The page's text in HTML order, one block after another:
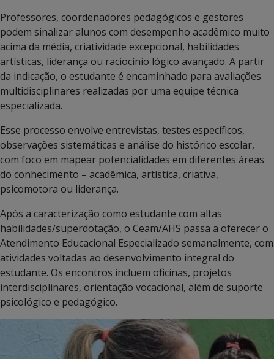
Professores, coordenadores pedagógicos e gestores
podem sinalizar alunos com desempenho acadêmico muito
acima da média, criatividade excepcional, habilidades
artísticas, liderança ou raciocínio lógico avançado. A partir
da indicação, o estudante é encaminhado para avaliações
multidisciplinares realizadas por uma equipe técnica
especializada.
Esse processo envolve entrevistas, testes específicos,
observações sistemáticas e análise do histórico escolar,
com foco em mapear potencialidades em diferentes áreas
do conhecimento – acadêmica, artística, criativa,
psicomotora ou liderança.
Após a caracterização como estudante com altas
habilidades/superdotação, o Ceam/AHS passa a oferecer o
Atendimento Educacional Especializado semanalmente, com
atividades voltadas ao desenvolvimento integral do
estudante. Os encontros incluem oficinas, projetos
interdisciplinares, orientação vocacional, além de suporte
psicológico e pedagógico.